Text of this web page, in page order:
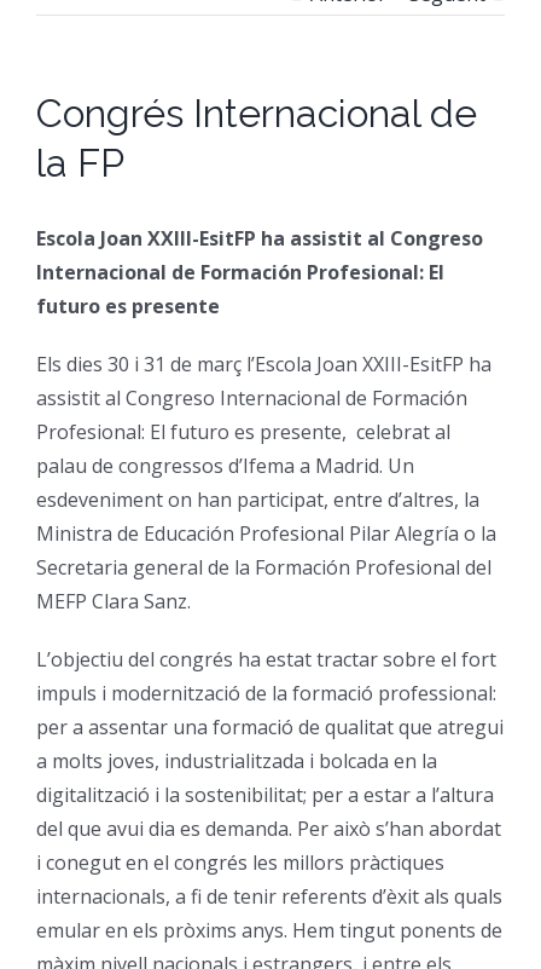
CFGS Comerç
CFGS Sistemes
CFGS Gestió de vendes i
CFGS Desenvolupament
CP Operacions auxiliars
Beques
Catàleg de serveis
Estada a l’empresa
Mobilitat | Erasmus +
Notícies
On Som
Contacte
Congrés Internacional de
la FP
Escola Joan XXIII-EsitFP ha assistit al Congreso
Internacional de Formación Profesional: El
futuro es presente
Els dies 30 i 31 de març l’Escola Joan XXIII-EsitFP ha
assistit al Congreso Internacional de Formación
Profesional: El futuro es presente, celebrat al
palau de congressos d’Ifema a Madrid. Un
esdeveniment on han participat, entre d’altres, la
Ministra de Educación Profesional Pilar Alegría o la
Secretaria general de la Formación Profesional del
MEFP Clara Sanz.
L’objectiu del congrés ha estat tractar sobre el fort
impuls i modernització de la formació professional:
per a assentar una formació de qualitat que atregui
a molts joves, industrialitzada i bolcada en la
digitalització i la sostenibilitat; per a estar a l’altura
del que avui dia es demanda. Per això s’han abordat
i conegut en el congrés les millors pràctiques
internacionals, a fi de tenir referents d’èxit als quals
emular en els pròxims anys. Hem tingut ponents de
màxim nivell nacionals i estrangers, i entre els